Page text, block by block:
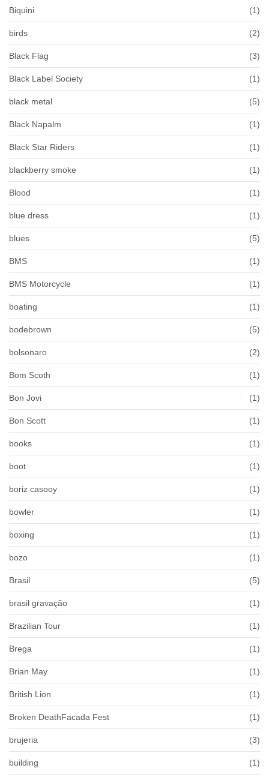
Biquini (1)
birds (2)
Black Flag (3)
Black Label Society (1)
black metal (5)
Black Napalm (1)
Black Star Riders (1)
blackberry smoke (1)
Blood (1)
blue dress (1)
blues (5)
BMS (1)
BMS Motorcycle (1)
boating (1)
bodebrown (5)
bolsonaro (2)
Bom Scoth (1)
Bon Jovi (1)
Bon Scott (1)
books (1)
boot (1)
boriz casooy (1)
bowler (1)
boxing (1)
bozo (1)
Brasil (5)
brasil gravação (1)
Brazilian Tour (1)
Brega (1)
Brian May (1)
British Lion (1)
Broken DeathFacada Fest (1)
brujeria (3)
building (1)